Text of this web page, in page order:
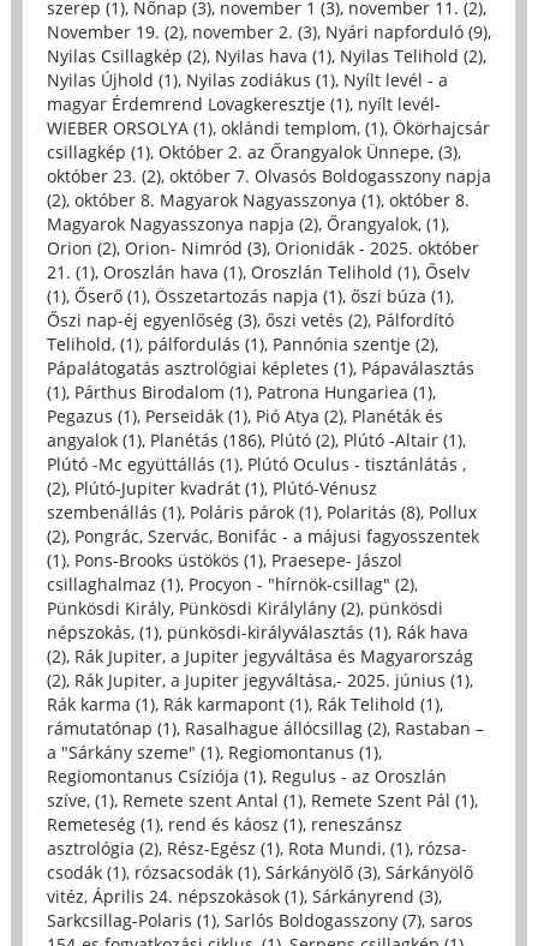
szerep (1), Nőnap (3), november 1 (3), november 11. (2),
November 19. (2), november 2. (3), Nyári napforduló (9),
Nyilas Csillagkép (2), Nyilas hava (1), Nyilas Telihold (2),
Nyilas Újhold (1), Nyilas zodiákus (1), Nyílt levél - a
magyar Érdemrend Lovagkeresztje (1), nyílt levél-
WIEBER ORSOLYA (1), oklándi templom, (1), Ökörhajcsár
csillagkép (1), Október 2. az Őrangyalok Ünnepe, (3),
október 23. (2), október 7. Olvasós Boldogasszony napja
(2), október 8. Magyarok Nagyasszonya (1), október 8.
Magyarok Nagyasszonya napja (2), Őrangyalok, (1),
Orion (2), Orion- Nimród (3), Orionidák - 2025. október
21. (1), Oroszlán hava (1), Oroszlán Telihold (1), Őselv
(1), Őserő (1), Összetartozás napja (1), őszi búza (1),
Őszi nap-éj egyenlőség (3), őszi vetés (2), Pálfordító
Telihold, (1), pálfordulás (1), Pannónia szentje (2),
Pápalátogatás asztrológiai képletes (1), Pápaválasztás
(1), Párthus Birodalom (1), Patrona Hungariea (1),
Pegazus (1), Perseidák (1), Pió Atya (2), Planéták és
angyalok (1), Planétás (186), Plútó (2), Plútó -Altair (1),
Plútó -Mc együttállás (1), Plútó Oculus - tisztánlátás ,
(2), Plútó-Jupiter kvadrát (1), Plútó-Vénusz
szembenállás (1), Poláris párok (1), Polaritás (8), Pollux
(2), Pongrác, Szervác, Bonifác - a májusi fagyosszentek
(1), Pons-Brooks üstökös (1), Praesepe- Jászol
csillaghalmaz (1), Procyon - "hírnök-csillag" (2),
Pünkösdi Király, Pünkösdi Királylány (2), pünkösdi
népszokás, (1), pünkösdi-királyválasztás (1), Rák hava
(2), Rák Jupiter, a Jupiter jegyváltása és Magyarország
(2), Rák Jupiter, a Jupiter jegyváltása,- 2025. június (1),
Rák karma (1), Rák karmapont (1), Rák Telihold (1),
rámutatónap (1), Rasalhague állócsillag (2), Rastaban –
a "Sárkány szeme" (1), Regiomontanus (1),
Regiomontanus Csíziója (1), Regulus - az Oroszlán
szíve, (1), Remete szent Antal (1), Remete Szent Pál (1),
Remeteség (1), rend és káosz (1), reneszánsz
asztrológia (2), Rész-Egész (1), Rota Mundi, (1), rózsa-
csodák (1), rózsacsodák (1), Sárkányölő (3), Sárkányölő
vitéz, Április 24. népszokások (1), Sárkányrend (3),
Sarkcsillag-Polaris (1), Sarlós Boldogasszony (7), saros